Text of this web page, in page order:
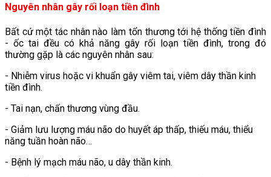
Nguyên nhân gây rối loạn tiền đình
Bất cứ một tác nhân nào làm tổn thương tới hệ thống tiền đình
- ốc tai đều có khả năng gây rối loạn tiền đình, trong đó
thường gặp là các nguyên nhân sau:
- Nhiễm virus hoặc vi khuẩn gây viêm tai, viêm dây thần kinh
tiền đình.
- Tai nạn, chấn thương vùng đầu.
- Giảm lưu lượng máu não do huyết áp thấp, thiếu máu, thiểu
năng tuần hoàn não…
- Bệnh lý mạch máu não, u dây thần kinh.